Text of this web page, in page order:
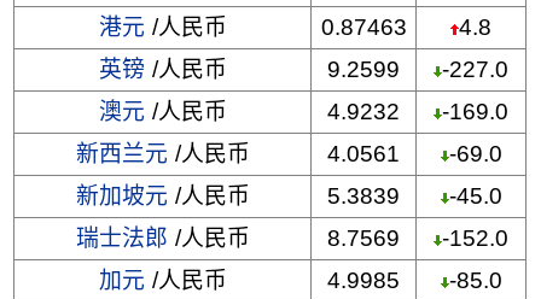
港元 /人民币 0.87463
4.8
英镑 /人民币 9.2599
-227.0
澳元 /人民币 4.9232
-169.0
新西兰元 /人民币 4.0561
-69.0
新加坡元 /人民币 5.3839
-45.0
瑞士法郎 /人民币 8.7569
-152.0
加元 /人民币 4.9985
-85.0